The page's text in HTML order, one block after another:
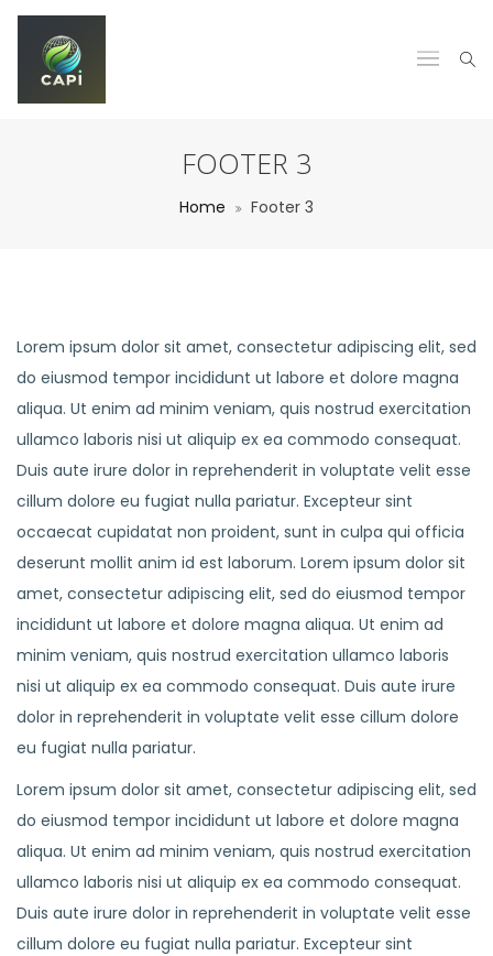
FOOTER 3
Home Footer 3
Lorem ipsum dolor sit amet, consectetur adipiscing elit, sed
do eiusmod tempor incididunt ut labore et dolore magna
aliqua. Ut enim ad minim veniam, quis nostrud exercitation
ullamco laboris nisi ut aliquip ex ea commodo consequat.
Duis aute irure dolor in reprehenderit in voluptate velit esse
cillum dolore eu fugiat nulla pariatur. Excepteur sint
occaecat cupidatat non proident, sunt in culpa qui officia
deserunt mollit anim id est laborum. Lorem ipsum dolor sit
amet, consectetur adipiscing elit, sed do eiusmod tempor
incididunt ut labore et dolore magna aliqua. Ut enim ad
minim veniam, quis nostrud exercitation ullamco laboris
nisi ut aliquip ex ea commodo consequat. Duis aute irure
dolor in reprehenderit in voluptate velit esse cillum dolore
eu fugiat nulla pariatur.
Lorem ipsum dolor sit amet, consectetur adipiscing elit, sed
do eiusmod tempor incididunt ut labore et dolore magna
aliqua. Ut enim ad minim veniam, quis nostrud exercitation
ullamco laboris nisi ut aliquip ex ea commodo consequat.
Duis aute irure dolor in reprehenderit in voluptate velit esse
cillum dolore eu fugiat nulla pariatur. Excepteur sint